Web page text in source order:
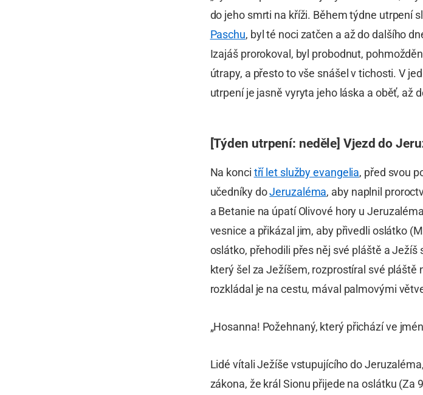
do jeho smrti na kříži. Během týdne utrpení
Paschu, byl té noci zatčen a až do dalšího
Izajáš prorokoval, byl probodnut,
útrapy, a přesto to vše snášel v tichosti. V
utrpení je jasně vyryta jeho láska a oběť, až
[Týden utrpení: neděle] Vjezd do
Na konci tří let služby evangelia, před svou
učedníky doJeruzaléma, aby naplnil
a Betanie na úpatí Olivové hory u
vesnice a přikázal jim, aby přivedli oslátko
oslátko, přehodili přes něj své pláště a Ježíš
který šel za Ježíšem, rozprostíral své pláště
rozkládal je na cestu, mával palmovými
„Hosanna! Požehnaný, který přichází ve
Lidé vítali Ježíše vstupujícího do
zákona, že král Sionu přijede na oslátku (Za